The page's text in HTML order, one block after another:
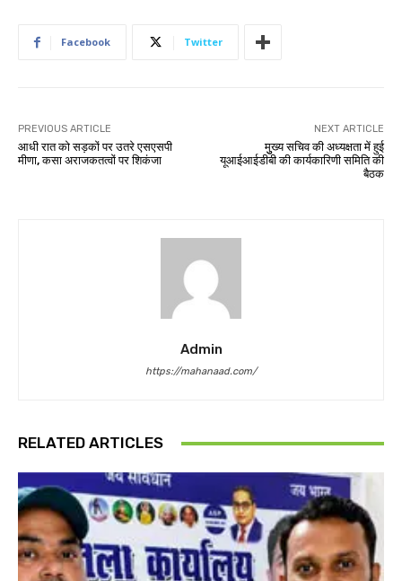
Facebook Twitter
PREVIOUS ARTICLE
आधी रात को सड़कों पर उतरे एसएसपी
मीणा, कसा अराजकतत्वों पर शिकंजा
NEXT ARTICLE
मुुख्य सचिव की अध्यक्षता में हुई
यूआईआईडीबी की कार्यकारिणी समिति की
बैठक
Admin
https://mahanaad.com/
RELATED ARTICLES